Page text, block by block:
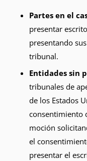
Partes en el
presentar
presentando
tribunal.
Entidades sin
tribunales de
de los Estados
consentimiento
moción
el
presentar el